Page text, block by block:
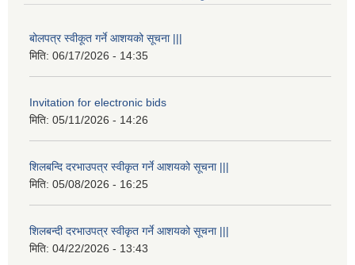
बोलपत्र स्वीकूत गर्ने आशयको सूचना |||
मिति: 06/17/2026 - 14:35
Invitation for electronic bids
मिति: 05/11/2026 - 14:26
शिलबन्दि दरभाउपत्र स्वीकृत गर्ने आशयको सूचना |||
मिति: 05/08/2026 - 16:25
शिलबन्दी दरभाउपत्र स्वीकृत गर्ने आशयको सूचना |||
मिति: 04/22/2026 - 13:43